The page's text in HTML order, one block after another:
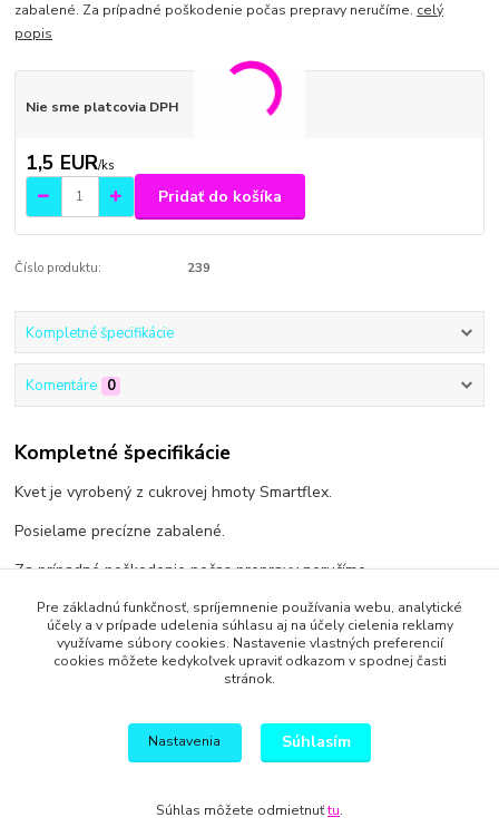
zabalené. Za prípadné poškodenie počas prepravy neručíme. celý
popis
Nie sme platcovia DPH
1,5 EUR/ks
Pridať do košíka
Číslo produktu: 239
Kompletné špecifikácie
Komentáre 0
Kompletné špecifikácie
Kvet je vyrobený z cukrovej hmoty Smartflex.
Posielame precízne zabalené.
Za prípadné poškodenie počas prepravy neručíme.
Tovar zaradený v kategóriách
Pre základnú funkčnosť, spríjemnenie používania webu, analytické
účely a v prípade udelenia súhlasu aj na účely cielenia reklamy
využívame súbory cookies. Nastavenie vlastných preferencií
cookies môžete kedykoľvek upraviť odkazom v spodnej časti
stránok.
Nastavenia Súhlasím
Súhlas môžete odmietnuťtu.